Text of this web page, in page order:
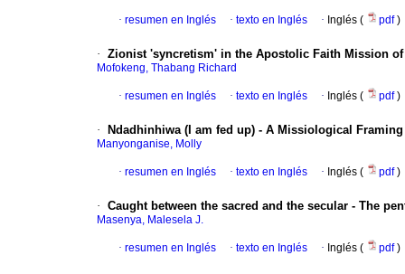
· resumen en Inglés · texto en Inglés · Inglés ( pdf)
· Zionist 'syncretism' in the Apostolic Faith Mission
Mofokeng, Thabang Richard
· resumen en Inglés · texto en Inglés · Inglés ( pdf)
· Ndadhinhiwa (I am fed up) - A Missiological
Manyonganise, Molly
· resumen en Inglés · texto en Inglés · Inglés ( pdf)
· Caught between the sacred and the secular - The
Masenya, Malesela J.
· resumen en Inglés · texto en Inglés · Inglés ( pdf)